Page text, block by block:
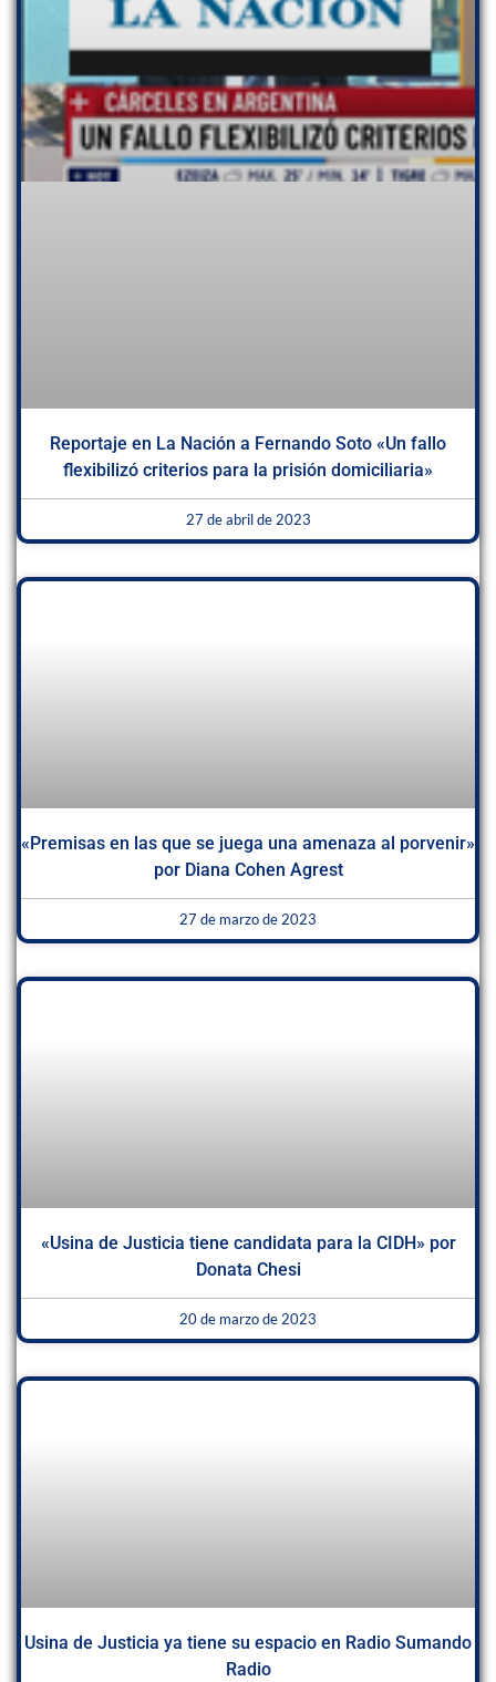
Reportaje en La Nación a Fernando Soto «Un fallo
flexibilizó criterios para la prisión domiciliaria»
27 de abril de 2023
«Premisas en las que se juega una amenaza al porvenir»
por Diana Cohen Agrest
27 de marzo de 2023
«Usina de Justicia tiene candidata para la CIDH» por
Donata Chesi
20 de marzo de 2023
Usina de Justicia ya tiene su espacio en Radio Sumando
Radio